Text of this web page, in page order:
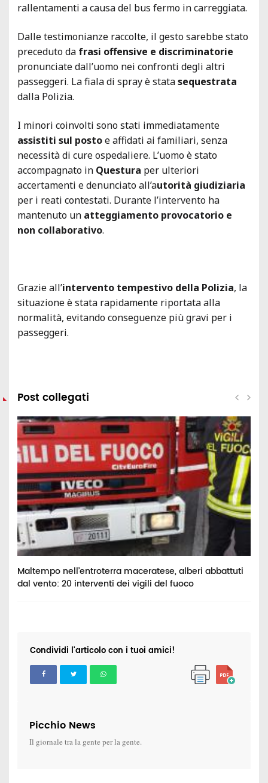
rallentamenti a causa del bus fermo in carreggiata.
Dalle testimonianze raccolte, il gesto sarebbe stato
preceduto da frasi offensive e discriminatorie
pronunciate dall’uomo nei confronti degli altri
passeggeri. La fiala di spray è statasequestrata
dalla Polizia.
I minori coinvolti sono stati immediatamente
assistiti sul postoe affidati ai familiari, senza
necessità di cure ospedaliere. L’uomo è stato
accompagnato in Questura per ulteriori
accertamenti e denunciato all’autorità giudiziaria
per i reati contestati. Durante l’intervento ha
mantenuto un atteggiamento provocatorio e
non collaborativo.
Grazie all’intervento tempestivo della Polizia, la
situazione è stata rapidamente riportata alla
normalità, evitando conseguenze più gravi per i
passeggeri.
Post collegati
Maltempo nell’entroterra maceratese, alberi abbattuti
dal vento: 20 interventi dei vigili del fuoco
Condividi l'articolo con i tuoi amici!
Picchio News
Il giornale tra la gente per la gente.